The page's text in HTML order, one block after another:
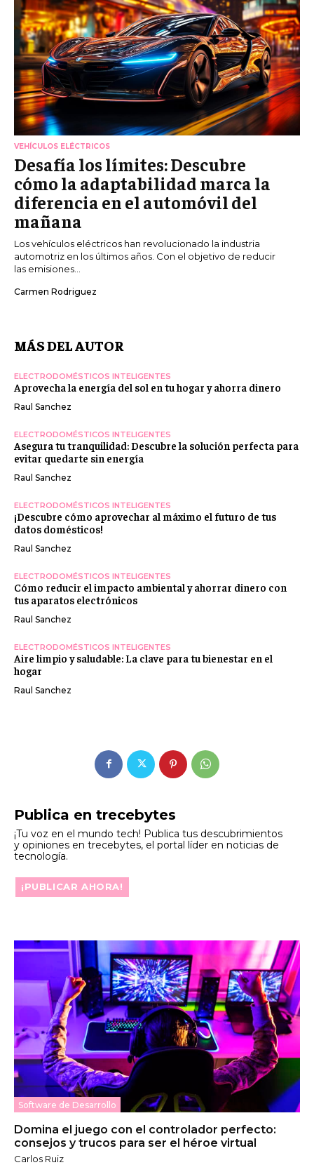
Publica en trecebytes
¡Tu voz en el mundo tech! Publica tus descubrimientos
y opiniones en trecebytes, el portal líder en noticias de
tecnología.
¡PUBLICAR AHORA!
Software de Desarrollo
Domina el juego con el controlador perfecto:
consejos y trucos para ser el héroe virtual
Carlos Ruiz
VEHÍCULOS ELÉCTRICOS
Desafía los límites: Descubre
cómo la adaptabilidad marca la
diferencia en el automóvil del
mañana
Los vehículos eléctricos han revolucionado la industria
automotriz en los últimos años. Con el objetivo de reducir
las emisiones...
Carmen Rodriguez
MÁS DEL AUTOR
ELECTRODOMÉSTICOS INTELIGENTES
Aprovecha la energía del sol en tu hogar y ahorra dinero
Raul Sanchez
ELECTRODOMÉSTICOS INTELIGENTES
Asegura tu tranquilidad: Descubre la solución perfecta para
evitar quedarte sin energía
Raul Sanchez
ELECTRODOMÉSTICOS INTELIGENTES
¡Descubre cómo aprovechar al máximo el futuro de tus
datos domésticos!
Raul Sanchez
ELECTRODOMÉSTICOS INTELIGENTES
Cómo reducir el impacto ambiental y ahorrar dinero con
tus aparatos electrónicos
Raul Sanchez
ELECTRODOMÉSTICOS INTELIGENTES
Aire limpio y saludable: La clave para tu bienestar en el
hogar
Raul Sanchez